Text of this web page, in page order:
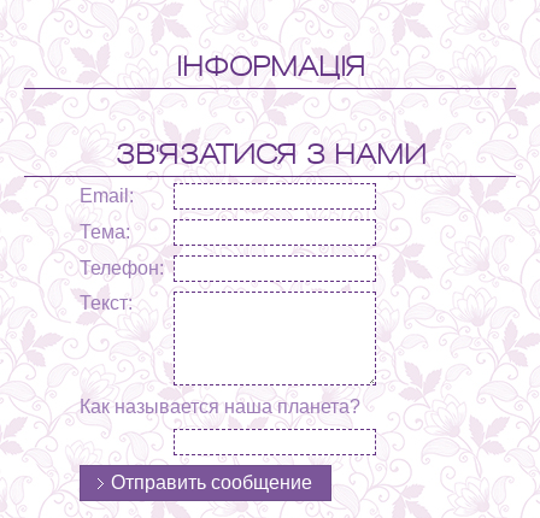
ІНФОРМАЦІЯ
ЗВ'ЯЗАТИСЯ З НАМИ
Email:
Тема:
Телефон:
Текст:
Как называется наша планета?